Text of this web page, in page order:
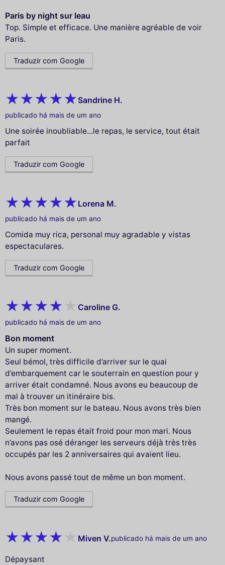
Paris by night sur leau
Top. Simple et efficace. Une manière agréable de voir
Paris.
Traduzir com Google
Sandrine H.
publicado há mais de um ano
Une soirée inoubliable...le repas, le service, tout était
parfait
Traduzir com Google
Lorena M.
publicado há mais de um ano
Comida muy rica, personal muy agradable y vistas
espectaculares.
Traduzir com Google
Caroline G.
publicado há mais de um ano
Bon moment
Un super moment.
Seul bémol, très difficile d’arriver sur le quai
d’embarquement car le souterrain en question pour y
arriver était condamné. Nous avons eu beaucoup de
mal à trouver un itinéraire bis.
Très bon moment sur le bateau. Nous avons très bien
mangé.
Seulement le repas était froid pour mon mari. Nous
n’avons pas osé déranger les serveurs déjà très très
occupés par les 2 anniversaires qui avaient lieu.
Nous avons passé tout de même un bon moment.
Traduzir com Google
Miven V.publicado há mais de um ano
Dépaysant